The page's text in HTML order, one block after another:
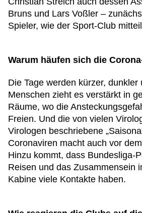
Bruns und Lars Voßler –
Spieler, wie der Sport-Club
Warum häufen sich die
Die Tage werden kürzer, dunkler
Menschen zieht es verstärkt in
Räume, wo die
Freien. Und die von vielen
Virologen beschriebene
Coronaviren macht auch vor
Hinzu kommt, dass Bundesliga-
Reisen und das Zusammensein
Kabine viele Kontakte haben.